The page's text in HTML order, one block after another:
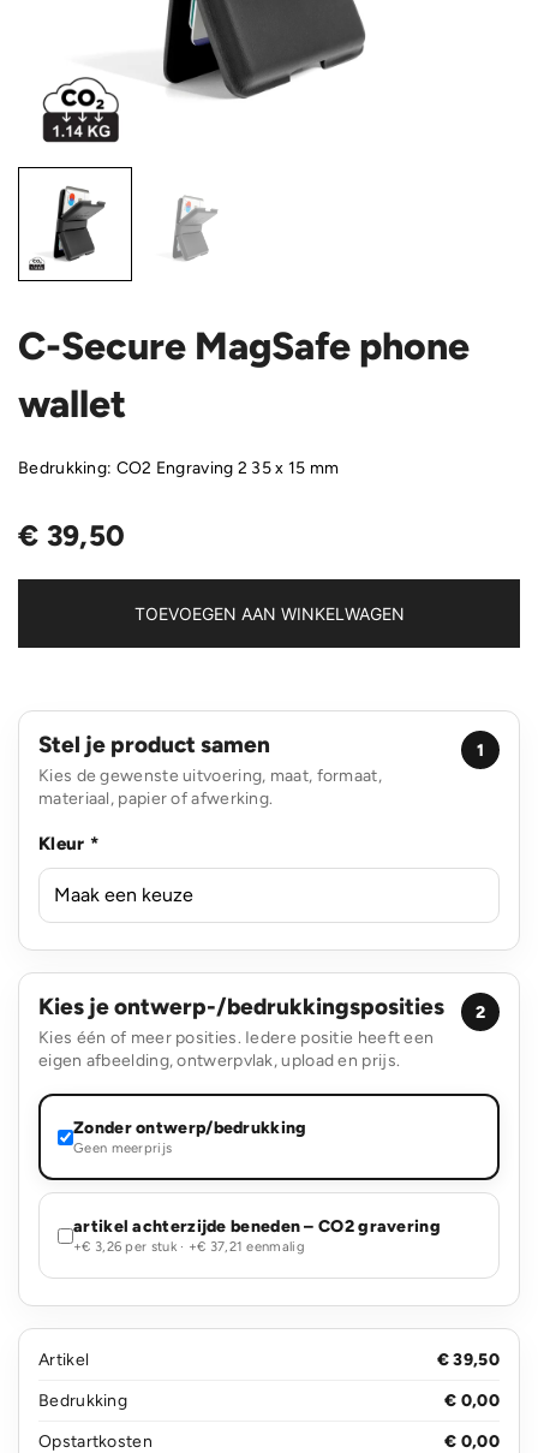
C-Secure MagSafe phone
wallet
Bedrukking: CO2 Engraving 2 35 x 15 mm
€ 39,50
TOEVOEGEN AAN WINKELWAGEN
Stel je product samen
Kies de gewenste uitvoering, maat, formaat,
materiaal, papier of afwerking.
1
Kleur *
Kies je ontwerp-/bedrukkingsposities
Kies één of meer posities. Iedere positie heeft een
eigen afbeelding, ontwerpvlak, upload en prijs.
2
Zonder ontwerp/bedrukking
Geen meerprijs
artikel achterzijde beneden – CO2 gravering
+€ 3,26 per stuk · +€ 37,21 eenmalig
Artikel
€ 39,50
Bedrukking
€ 0,00
Opstartkosten
€ 0,00